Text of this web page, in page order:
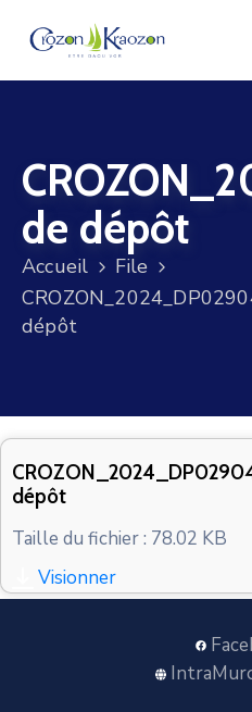
VIE
LOCALE
VIE
SOCIALE
TERRE
VOS
CONTACT
de dépôt
Accueil
File
dépôt
dépôt
Taille du fichier : 78.02 KB
Visionner